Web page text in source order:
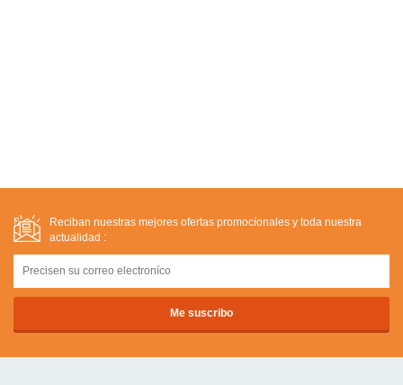
Reciban nuestras mejores ofertas promocíonales y toda nuestra
actualidad :